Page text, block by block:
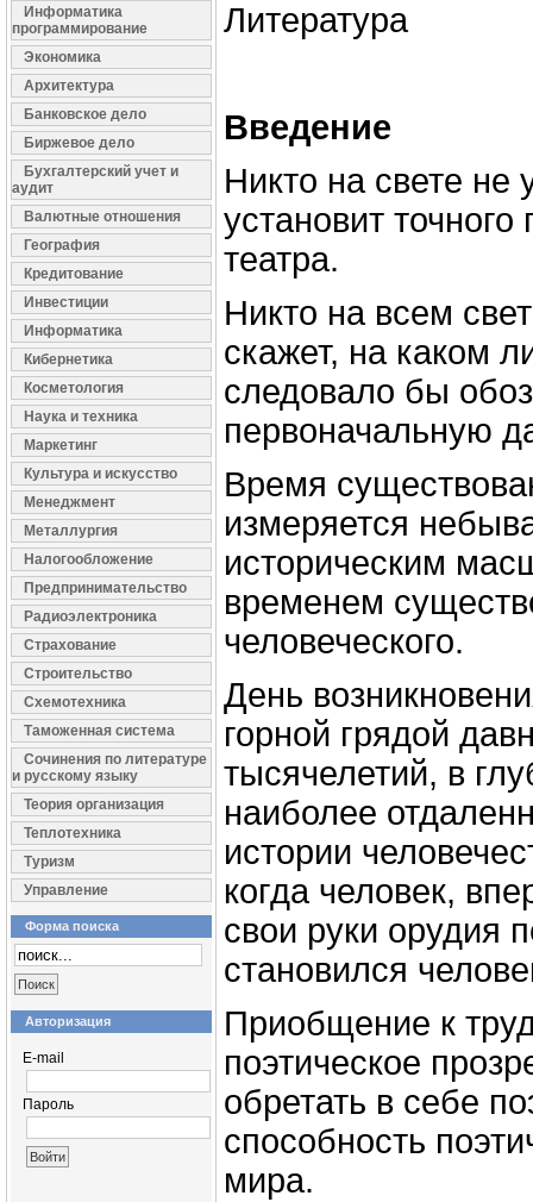
Информатика
программирование
Экономика
Архитектура
Банковское дело
Биржевое дело
Бухгалтерский учет и
аудит
Валютные отношения
География
Кредитование
Инвестиции
Информатика
Кибернетика
Косметология
Наука и техника
Маркетинг
Культура и искусство
Менеджмент
Металлургия
Налогообложение
Предпринимательство
Радиоэлектроника
Страхование
Строительство
Схемотехника
Таможенная система
Сочинения по литературе
и русскому языку
Теория организация
Теплотехника
Туризм
Управление
Форма поиска
Авторизация
E-mail
Пароль
Литература
Введение
Никто на свете не
установит
театра.
Никто на всем
скажет, на каком
следовало бы
первоначальную
Время
измеряется
историческим
временем
человеческого.
День
горной грядой
тысячелетий, в
наиболее
истории
когда человек,
свои руки орудия
становился
Приобщение к
поэтическое
обретать в себе
способность
мира.